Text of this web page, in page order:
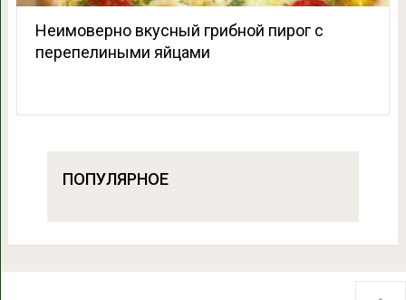
Неимоверно вкусный грибной пирог с
перепелиными яйцами
ПОПУЛЯРНОЕ